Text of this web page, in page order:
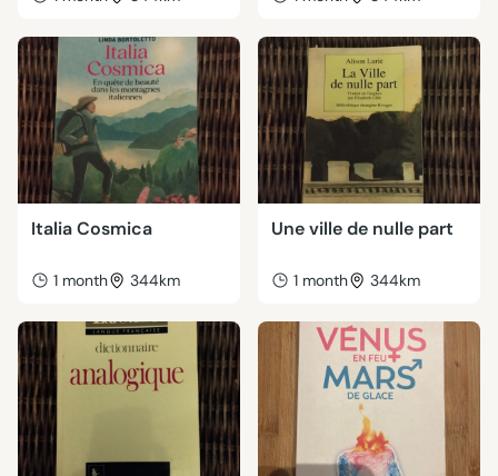
Italia Cosmica
1 month 344km
Une ville de nulle part
1 month 344km